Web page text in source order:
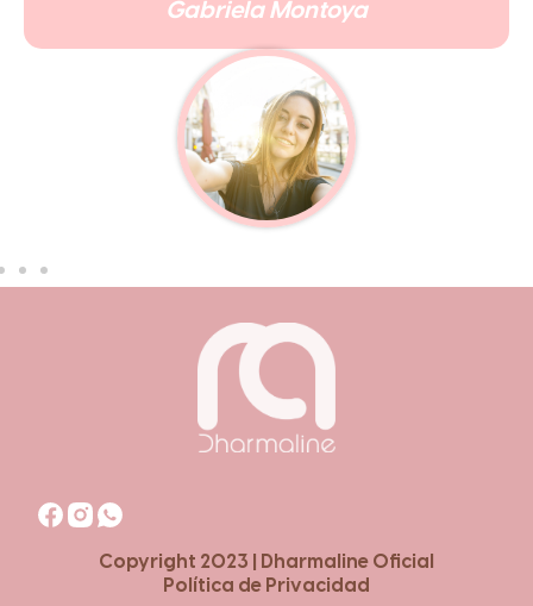
Copyright 2023 | Dharmaline Oficial
Política de Privacidad